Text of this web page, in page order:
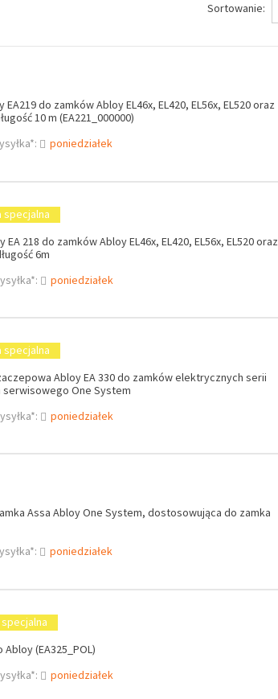
Sortowanie:
do zamków Abloy EL46x, EL420, EL56x, EL520 oraz
10 m (EA221_000000)
poniedziałek
218 do zamków Abloy EL46x, EL420, EL56x, EL520 oraz
6m
poniedziałek
Abloy EA 330 do zamków elektrycznych serii
serwisowego One System
poniedziałek
Assa Abloy One System, dostosowująca do zamka
poniedziałek
(EA325_POL)
poniedziałek